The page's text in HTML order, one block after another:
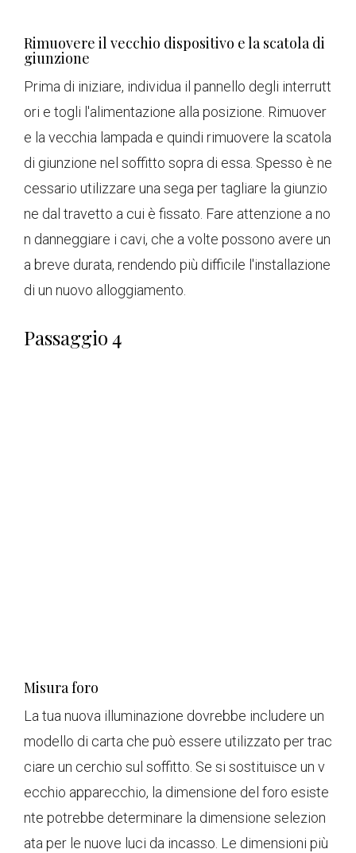
Rimuovere il vecchio dispositivo e la scatola di
giunzione
Prima di iniziare, individua il pannello degli interrutt
ori e togli l'alimentazione alla posizione. Rimuover
e la vecchia lampada e quindi rimuovere la scatola
di giunzione nel soffitto sopra di essa. Spesso è ne
cessario utilizzare una sega per tagliare la giunzio
ne dal travetto a cui è fissato. Fare attenzione a no
n danneggiare i cavi, che a volte possono avere un
a breve durata, rendendo più difficile l'installazione
di un nuovo alloggiamento.
Passaggio 4
Misura foro
La tua nuova illuminazione dovrebbe includere un
modello di carta che può essere utilizzato per trac
ciare un cerchio sul soffitto. Se si sostituisce un v
ecchio apparecchio, la dimensione del foro esiste
nte potrebbe determinare la dimensione selezion
ata per le nuove luci da incasso. Le dimensioni più